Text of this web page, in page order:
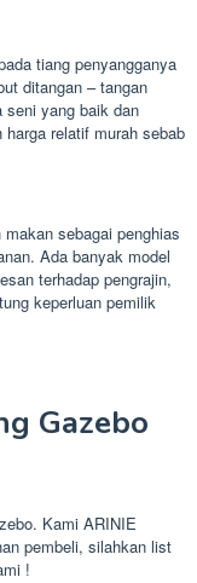
tiang penyangganya
ditangan – tangan
seni yang baik dan
relatif murah sebab
sebagai penghias
Ada banyak model
terhadap pengrajin,
keperluan pemilik
Gazebo
Kami ARINIE
pembeli, silahkan list
!